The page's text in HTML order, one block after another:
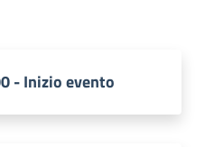
- Inizio evento